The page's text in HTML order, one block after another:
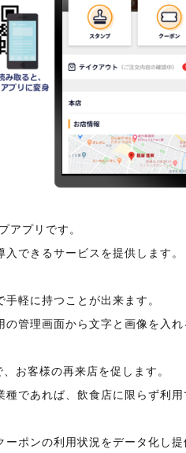
アプリです。
できるサービスを提供します。
軽に持つことが出来ます。
の管理画面から文字と画像を入れ
お客様の再来店を促します。
種であれば、飲食店に限らず利用
ーポンの利用状況をデータ化し提